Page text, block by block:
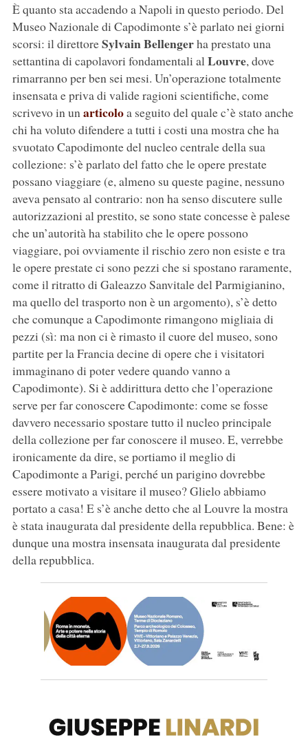
È quanto sta accadendo a Napoli in questo periodo. Del
Museo Nazionale di Capodimonte s’è parlato nei giorni
scorsi: il direttoreSylvain Bellengerha prestato una
settantina di capolavori fondamentali alLouvre, dove
rimarranno per ben sei mesi. Un’operazione totalmente
insensata e priva di valide ragioni scientifiche, come
scrivevo in unarticoloa seguito del quale c’è stato anche
chi ha voluto difendere a tutti i costi una mostra che ha
svuotato Capodimonte del nucleo centrale della sua
collezione: s’è parlato del fatto che le opere prestate
possano viaggiare (e, almeno su queste pagine, nessuno
aveva pensato al contrario: non ha senso discutere sulle
autorizzazioni al prestito, se sono state concesse è palese
che un’autorità ha stabilito che le opere possono
viaggiare, poi ovviamente il rischio zero non esiste e tra
le opere prestate ci sono pezzi che si spostano raramente,
come il ritratto di Galeazzo Sanvitale del Parmigianino,
ma quello del trasporto non è un argomento), s’è detto
che comunque a Capodimonte rimangono migliaia di
pezzi (sì: ma non ci è rimasto il cuore del museo, sono
partite per la Francia decine di opere che i visitatori
immaginano di poter vedere quando vanno a
Capodimonte). Si è addirittura detto che l’operazione
serve per far conoscere Capodimonte: come se fosse
davvero necessario spostare tutto il nucleo principale
della collezione per far conoscere il museo. E, verrebbe
ironicamente da dire, se portiamo il meglio di
Capodimonte a Parigi, perché un parigino dovrebbe
essere motivato a visitare il museo? Glielo abbiamo
portato a casa! E s’è anche detto che al Louvre la mostra
è stata inaugurata dal presidente della repubblica. Bene: è
dunque una mostra insensata inaugurata dal presidente
della repubblica.